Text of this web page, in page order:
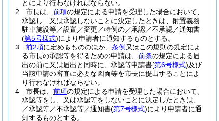
とにより行わなければならない。
2
市長は、 前項の規定による申請を受理した場合において、
承認し、又は承認しないことに決定したときは、附置義務
駐車施設等／設置／変更／特例の／承認／不承認／通知書
(第5号様式)により申請者に通知するものとする。
3
前2項に定めるもののほか、 条例 又はこの規則の規定によ
る市長の承認等を得るための申請は、 前条の規定による届
出の前に又は届出と同時に、承認等申請書(第6号様式)及び
当該申請の審査に必要な図面等を市長に提出することによ
り行わなければならない。
4
市長は、 前項の規定による申請を受理した場合において、
承認等をし、又は承認等をしないことに決定したときは、
／承認等／不承認等／通知書(第7号様式)により申請者に通
知するものとする。